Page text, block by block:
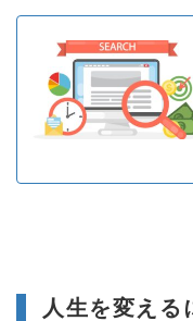
人生を変える